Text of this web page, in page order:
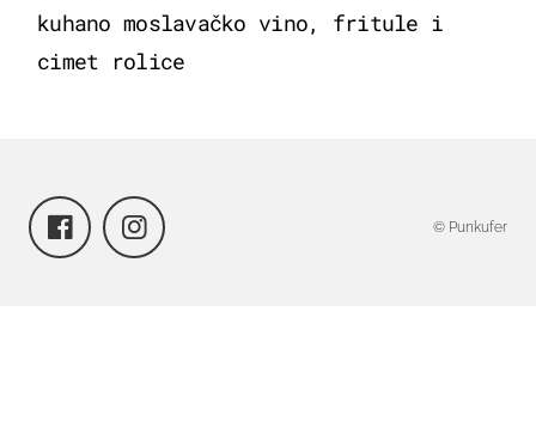
kuhano moslavačko vino, fritule i
cimet rolice
© Punkufer